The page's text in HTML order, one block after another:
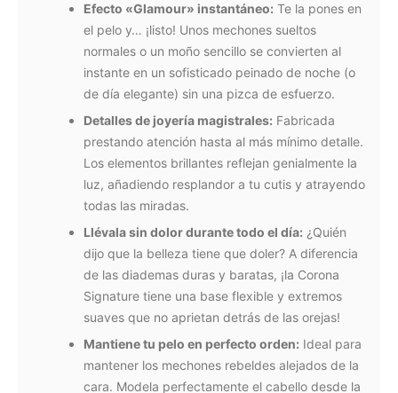
Efecto «Glamour» instantáneo: Te la pones en
el pelo y… ¡listo! Unos mechones sueltos
normales o un moño sencillo se convierten al
instante en un sofisticado peinado de noche (o
de día elegante) sin una pizca de esfuerzo.
Detalles de joyería magistrales: Fabricada
prestando atención hasta al más mínimo detalle.
Los elementos brillantes reflejan genialmente la
luz, añadiendo resplandor a tu cutis y atrayendo
todas las miradas.
Llévala sin dolor durante todo el día: ¿Quién
dijo que la belleza tiene que doler? A diferencia
de las diademas duras y baratas, ¡la Corona
Signature tiene una base flexible y extremos
suaves que no aprietan detrás de las orejas!
Mantiene tu pelo en perfecto orden: Ideal para
mantener los mechones rebeldes alejados de la
cara. Modela perfectamente el cabello desde la